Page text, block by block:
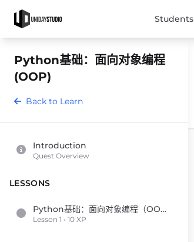
Students
Python基础：面向对象编程
(OOP)
Back to Learn
Introduction
Quest Overview
LESSONS
Python基础：面向对象编程（OOP）
Lesson 1 • 10 XP